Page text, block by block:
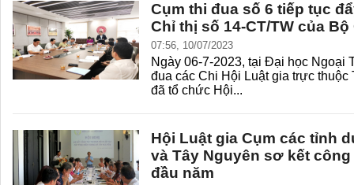
Cụm thi đua số 6 tiếp tục
Chỉ thị số 14-CT/TW của
07:56, 10/07/2023
Ngày 06-7-2023, tại Đại học Ngoại
đua các Chi Hội Luật gia trực
đã tổ chức Hội...
Hội Luật gia Cụm các tỉnh
và Tây Nguyên sơ kết
đầu năm